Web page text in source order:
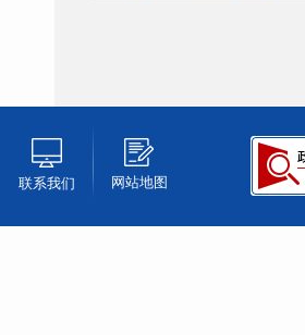
联系我们 网站地图